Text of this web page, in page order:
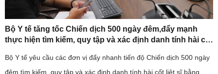
Bộ Y tế tăng tốc Chiến dịch 500 ngày đêm,đẩy mạnh
thực hiện tìm kiếm, quy tập và xác định danh tính hài cốt
Bộ Y tế yêu cầu các đơn vị đẩy nhanh tiến độ Chiến dịch 500 ngày
đêm tìm kiếm, quy tập và xác định danh tính hài cốt liệt sĩ bằng